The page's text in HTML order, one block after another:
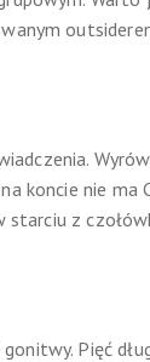
koncie nie ma
starciu z
Pięć